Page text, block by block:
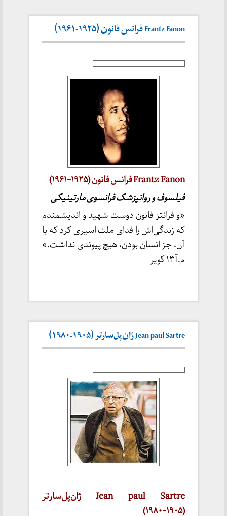
Frantz Fanon فرانس فانون (۱۹۲۵-۱۹۶۱)
Frantz Fanon فرانس فانون (۱۹۲۵-۱۹۶۱)
فیلسوف و روانپزشک فرانسوی مارتینیکی
«و فرانتز فانون دوست شهید و اندیشمندم
که زندگی‌اش را فدای ملت اسیری کرد که با
آن، جز انسان بودن، هیچ پیوندی نداشت.»
م.آ۱۳ کویر
Jean paul Sartre ژان‌پل‌سارتر (۱۹۰۵-۱۹۸۰)
Jean paul Sartre ژان‌پل‌سارتر
(۱۹۰۵-۱۹۸۰)